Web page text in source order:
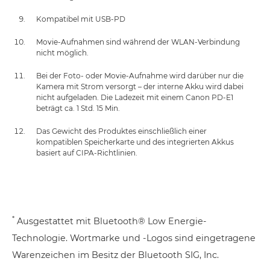
Kompatibel mit USB-PD
Movie-Aufnahmen sind während der WLAN-Verbindung
nicht möglich.
Bei der Foto- oder Movie-Aufnahme wird darüber nur die
Kamera mit Strom versorgt – der interne Akku wird dabei
nicht aufgeladen. Die Ladezeit mit einem Canon PD-E1
beträgt ca. 1 Std. 15 Min.
Das Gewicht des Produktes einschließlich einer
kompatiblen Speicherkarte und des integrierten Akkus
basiert auf CIPA-Richtlinien.
* Ausgestattet mit Bluetooth® Low Energie-
Technologie. Wortmarke und -Logos sind eingetragene
Warenzeichen im Besitz der Bluetooth SIG, Inc.